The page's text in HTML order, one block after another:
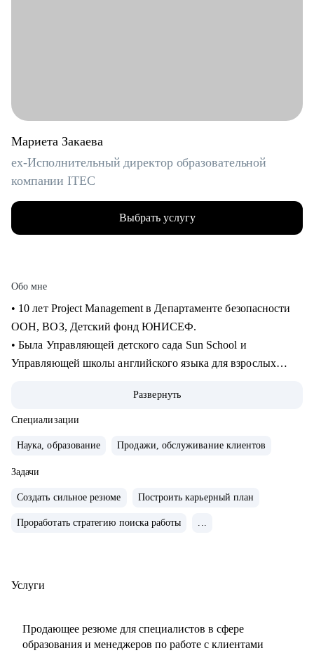
Мариета Закаева
ex-Исполнительный директор образовательной
компании ITEC
Выбрать услугу
Обо мне
• 10 лет Project Management в Департаменте безопасности
ООН, ВОЗ, Детский фонд ЮНИСЕФ.
• Была Управляющей детского сада Sun School и
Управляющей школы английского языка для взрослых
• Закончила школу в Вашингтоне, США, высшее
лингвистическое образование в ЧГУ, РФ.
психолога и коуча.
• Создала два собственных бизнес-проекта с 0, вывела в
"+" и продала как готовый успешный бизнес (студия
• 10 лет управляла бизнесом в образовательной сфере
• Эксперт в области ведения бизнеса в образовательной
• Наняла и адаптировала 100+ сотрудников.
Развернуть
Специализации
Наука, образование Продажи, обслуживание клиентов
Задачи
Создать сильное резюме Построить карьерный план
Проработать стратегию поиска работы ...
Услуги
Продающее резюме для специалистов в сфере
образования и менеджеров по работе с клиентами